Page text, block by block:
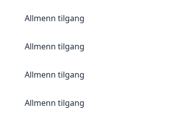
Allmenn tilgang
Allmenn tilgang
Allmenn tilgang
Allmenn tilgang